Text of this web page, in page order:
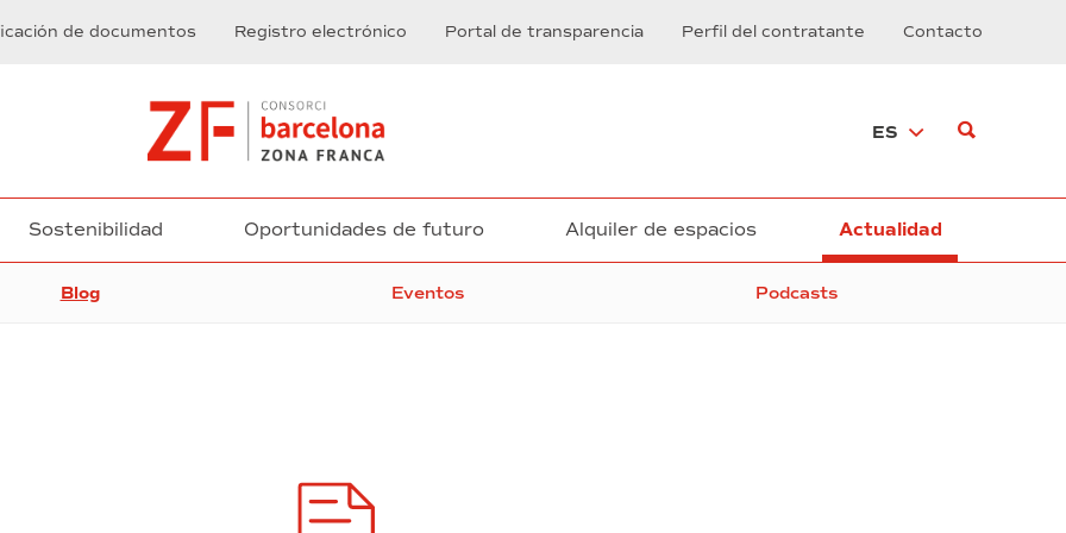
de documentos Registro electrónico Portal de transparencia Perfil del contratante Contacto
ES
Sostenibilidad Oportunidades de futuro Alquiler de espacios Actualidad
Blog Eventos Podcasts